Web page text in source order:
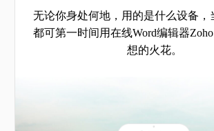
无论你身处何地，用的是什么设备，
都可第一时间用在线Word编辑器
想的火花。